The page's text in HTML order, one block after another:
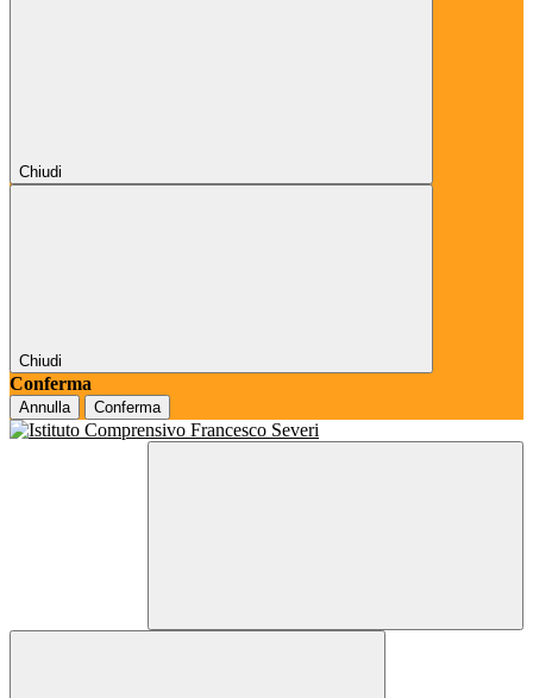
Chiudi
Chiudi
Conferma
Annulla Conferma